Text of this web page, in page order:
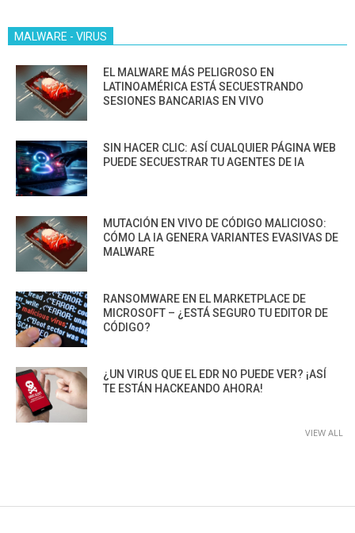
MALWARE - VIRUS
EL MALWARE MÁS PELIGROSO EN
LATINOAMÉRICA ESTÁ SECUESTRANDO
SESIONES BANCARIAS EN VIVO
SIN HACER CLIC: ASÍ CUALQUIER PÁGINA WEB
PUEDE SECUESTRAR TU AGENTES DE IA
MUTACIÓN EN VIVO DE CÓDIGO MALICIOSO:
CÓMO LA IA GENERA VARIANTES EVASIVAS DE
MALWARE
RANSOMWARE EN EL MARKETPLACE DE
MICROSOFT – ¿ESTÁ SEGURO TU EDITOR DE
CÓDIGO?
¿UN VIRUS QUE EL EDR NO PUEDE VER? ¡ASÍ
TE ESTÁN HACKEANDO AHORA!
VIEW ALL